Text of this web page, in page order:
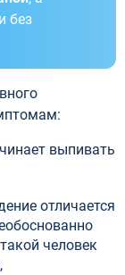
без
выпивать
отличается
человек